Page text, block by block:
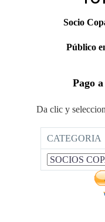
Socio
Público
Pago
Da clic y
CATEGORIA